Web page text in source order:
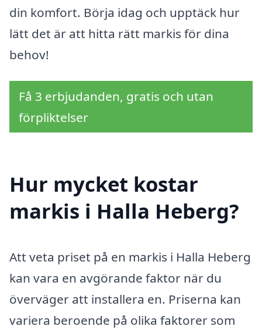
din komfort. Börja idag och upptäck hur
lätt det är att hitta rätt markis för dina
behov!
Få 3 erbjudanden, gratis och utan
förpliktelser
Hur mycket kostar
markis i Halla Heberg?
Att veta priset på en markis i Halla Heberg
kan vara en avgörande faktor när du
överväger att installera en. Priserna kan
variera beroende på olika faktorer som